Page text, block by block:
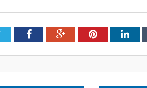
TwitterFacebookGoogle+Pinterest